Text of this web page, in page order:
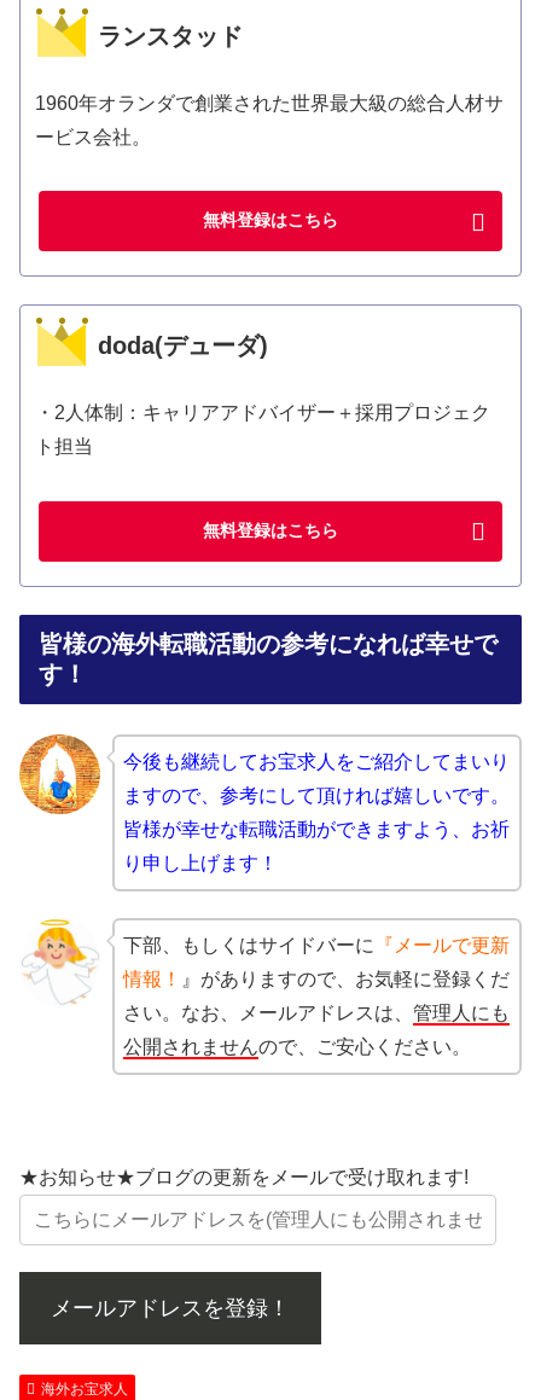
ランスタッド
1960年オランダで創業された世界最大級の総合人材サ
ービス会社。
無料登録はこちら
doda(デューダ)
・2人体制：キャリアアドバイザー＋採用プロジェク
ト担当
無料登録はこちら
皆様の海外転職活動の参考になれば幸せで
す！
今後も継続してお宝求人をご紹介してまいり
ますので、 参考にして頂ければ嬉しいです。
皆様が幸せな転職活動ができますよう、お祈
り申し上げます！
下部、もしくはサイドバーに 『メールで更新
情報！
』がありますので、お気軽に登録くだ
さい。なお、メールアドレスは、 管理人にも
公開されませんので、ご安心ください。
★お知らせ★ブログの更新をメールで受け取れます!
メールアドレスを登録！
海外お宝求人